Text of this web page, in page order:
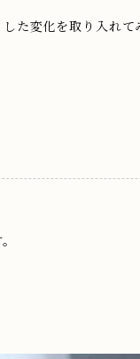
た変化を取り入れて